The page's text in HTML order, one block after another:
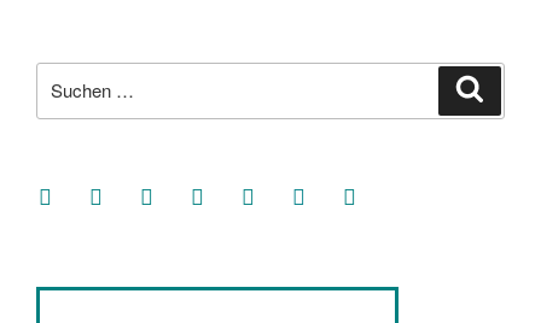
nach:
facebooksoundcloud
twitter mastodoninstagramthreads goodreads